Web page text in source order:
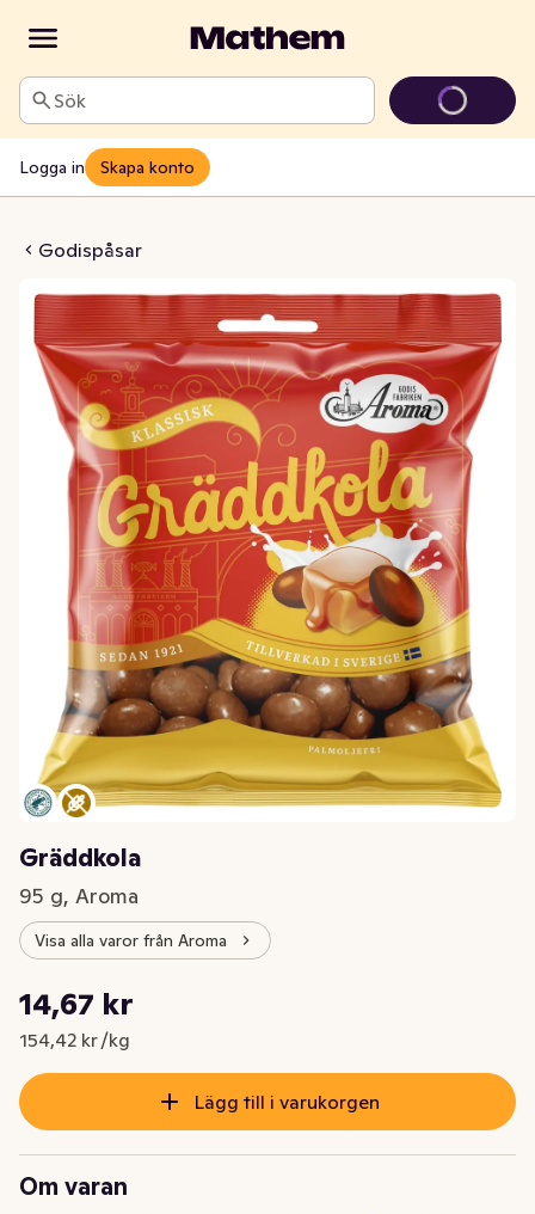
Sök
Logga in Skapa konto
Godispåsar
Gräddkola
95 g, Aroma
Visa alla varor från Aroma
Nuvarande pris är: 14,67 kr
14,67 kr
154,42 kr /kg
Styckpris: 154,42 kr /kg
Lägg till i varukorgen
Om varan